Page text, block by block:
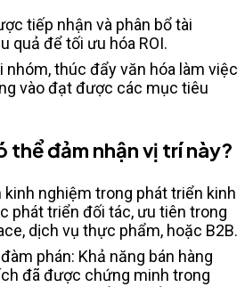
tiếp nhận và phân bổ tài
quả để tối ưu hóa ROI.
nhóm, thúc đẩy văn hóa làm việc
vào đạt được các mục tiêu
thể đảm nhận vị trí này?
kinh nghiệm trong phát triển kinh
phát triển đối tác, ưu tiên trong
dịch vụ thực phẩm, hoặc B2B.
phán: Khả năng bán hàng
đã được chứng minh trong